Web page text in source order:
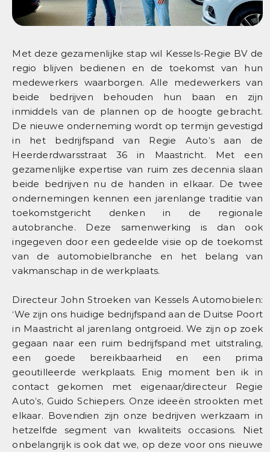
Met deze gezamenlijke stap wil Kessels-Regie BV de
regio blijven bedienen en de toekomst van hun
medewerkers waarborgen. Alle medewerkers van
beide bedrijven behouden hun baan en zijn
inmiddels van de plannen op de hoogte gebracht.
De nieuwe onderneming wordt op termijn gevestigd
in het bedrijfspand van Regie Auto’s aan de
Heerderdwarsstraat 36 in Maastricht. Met een
gezamenlijke expertise van ruim zes decennia slaan
beide bedrijven nu de handen in elkaar. De twee
ondernemingen kennen een jarenlange traditie van
toekomstgericht denken in de regionale
autobranche. Deze samenwerking is dan ook
ingegeven door een gedeelde visie op de toekomst
van de automobielbranche en het belang van
vakmanschap in de werkplaats.
Directeur John Stroeken van Kessels Automobielen:
‘We zijn ons huidige bedrijfspand aan de Duitse Poort
in Maastricht al jarenlang ontgroeid. We zijn op zoek
gegaan naar een ruim bedrijfspand met uitstraling,
een goede bereikbaarheid en een prima
geoutilleerde werkplaats. Enig moment ben ik in
contact gekomen met eigenaar/directeur Regie
Auto’s, Guido Schiepers. Onze ideeën strookten met
elkaar. Bovendien zijn onze bedrijven werkzaam in
hetzelfde segment van kwaliteits occasions. Niet
onbelangrijk is ook dat we, op deze voor ons nieuwe